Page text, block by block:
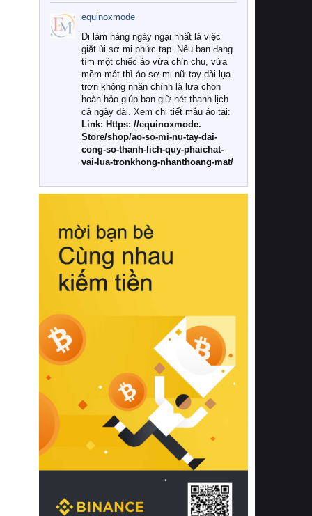
cấp thực sự chất lượng, phù hợp với
khí hậu và nhu cầu sử dụng của gia
đình? Hãy cùng chúng tôi đi tìm lời
giải đáp chi tiết qua bài viết dưới đây.
1. Tại sao các gia đình hiện đại lại ưa
chuộng chăn ga gối đệm cao cấp?
Khác với các dòng sản phẩm thông
thường, những bộ chăn ga gối đệm
cao cấp trải qua quy trình sản xuất
nghiêm ngặt từ khâu chọn lọc nguyên
liệu tự nhiên đến công nghệ dệt
nhuộm hiện đại không chứa hóa chất
này, bạn sẽ cảm nhận rõ rệt sự khác
hồi chuẩn xác của phần đệm nâng đỡ
cột sống.
Bên cạnh đó, việc lựa chọn các dòng
sản phẩm đạt chuẩn chất lượng quốc
tế còn giúp ngăn ngừa tình trạng kích
khuẩn và nấm mốc trong điều kiện
thời tiết nóng ẩm. Bạn có thể tìm hiểu
thêm các nghiên cứu khoa học về tác
động của giấc ngủ và môi trường
phòng ngủ đối với sức khỏe con
người tại Sleep Foundation (External
Link) để có cái nhìn toàn diện hơn.
2. Các tiêu chí vàng khi lựa chọn
chăn ga gối đệm cao cấp cho phòng
ngủ
Để sở hữu một bộ chăn ga gối đệm
cao cấp hoàn hảo cả về thẩm mỹ lẫn
công năng, người tiêu dùng cần cân
nhắc kỹ lưỡng các tiêu chí quan trọng
equinoxmode
Đi làm hàng ngày ngại nhất là việc
giặt ủi sơ mi phức tạp. Nếu bạn đang
tìm một chiếc áo vừa chỉn chu, vừa
mềm mát thì áo sơ mi nữ tay dài lụa
trơn không nhăn chính là lựa chọn
hoàn hảo giúp bạn giữ nét thanh lịch
cả ngày dài. Xem chi tiết mẫu áo tại:
Link: Https: //equinoxmode.
Store/shop/ao-so-mi-nu-tay-dai-
cong-so-thanh-lich-quy-phaichat-
vai-lua-tronkhong-nhanthoang-mat/